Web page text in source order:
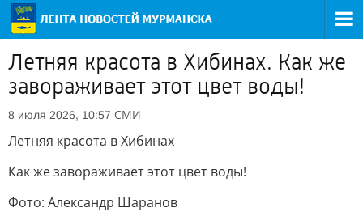
Летняя красота в Хибинах. Как же
завораживает этот цвет воды!
8 июля 2026, 10:57 СМИ
Летняя красота в Хибинах
Как же завораживает этот цвет воды!
Фото: Александр Шаранов